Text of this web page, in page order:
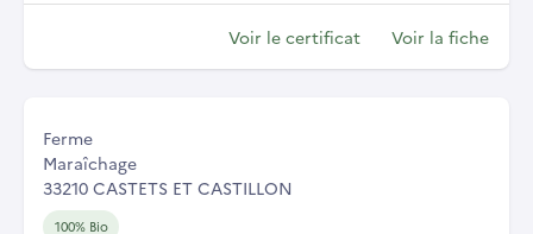
Voir le certificat Voir la fiche
Ferme
Maraîchage
33210 CASTETS ET CASTILLON
100% Bio